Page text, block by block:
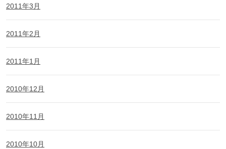
2011年3月
2011年2月
2011年1月
2010年12月
2010年11月
2010年10月